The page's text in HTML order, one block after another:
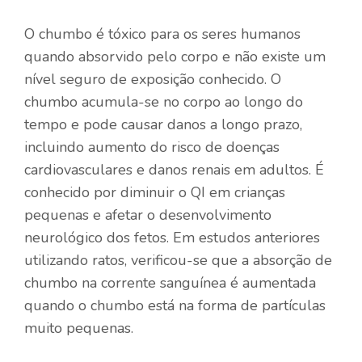
O chumbo é tóxico para os seres humanos
quando absorvido pelo corpo e não existe um
nível seguro de exposição conhecido. O
chumbo acumula-se no corpo ao longo do
tempo e pode causar danos a longo prazo,
incluindo aumento do risco de doenças
cardiovasculares e danos renais em adultos. É
conhecido por diminuir o QI em crianças
pequenas e afetar o desenvolvimento
neurológico dos fetos. Em estudos anteriores
utilizando ratos, verificou-se que a absorção de
chumbo na corrente sanguínea é aumentada
quando o chumbo está na forma de partículas
muito pequenas.